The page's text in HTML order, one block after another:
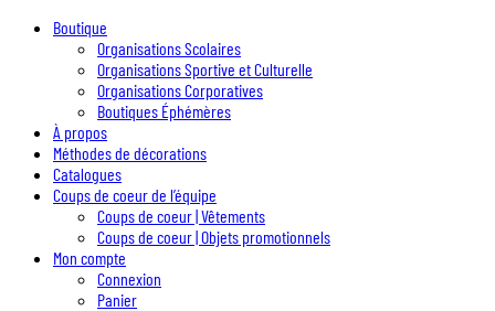
Boutique
Organisations Scolaires
Organisations Sportive et Culturelle
Organisations Corporatives
Boutiques Éphémères
À propos
Méthodes de décorations
Catalogues
Coups de coeur de l’équipe
Coups de coeur | Vêtements
Coups de coeur | Objets promotionnels
Mon compte
Connexion
Panier